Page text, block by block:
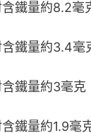
鐵量約8.2毫
鐵量約3.4毫
鐵量約3毫克
鐵量約1.9毫